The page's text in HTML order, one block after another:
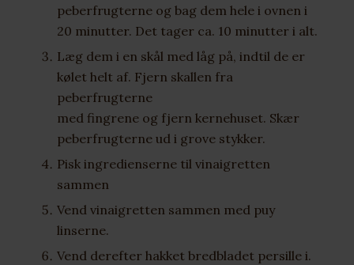
peberfrugterne og bag dem hele i ovnen i
20 minutter. Det tager ca. 10 minutter i alt.
Læg dem i en skål med låg på, indtil de er
kølet helt af. Fjern skallen fra
peberfrugterne
med fingrene og fjern kernehuset. Skær
peberfrugterne ud i grove stykker.
Pisk ingredienserne til vinaigretten
sammen
Vend vinaigretten sammen med puy
linserne.
Vend derefter hakket bredbladet persille i.